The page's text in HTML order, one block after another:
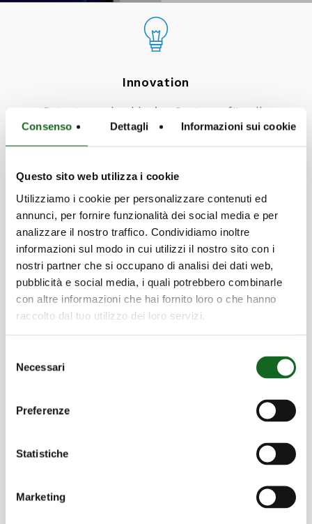
Consenso Dettagli Informazioni sui cookie
Questo sito web utilizza i cookie
Utilizziamo i cookie per personalizzare contenuti ed
annunci, per fornire funzionalità dei social media e per
analizzare il nostro traffico. Condividiamo inoltre
informazioni sul modo in cui utilizzi il nostro sito con i
nostri partner che si occupano di analisi dei dati web,
pubblicità e social media, i quali potrebbero combinarle
con altre informazioni che hai fornito loro o che hanno
raccolto dal tuo utilizzo dei loro servizi.
delNecessari
Preferenze
Statistiche
Marketing
Innovation
Patente und exklusive Systeme für alle
Arten von Bedürfnissen
Zertifizierungen
Als Gewähr des Engagements für
ökologische Nachhaltigkeit,
Möchten Sie mehr über die Produkte